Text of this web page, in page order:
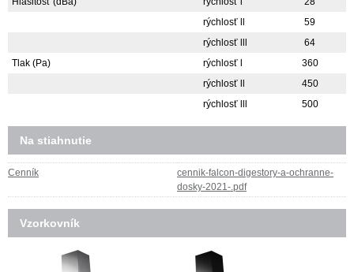
rýchlosť ll
59
rýchlosť lll
64
Tlak (Pa)
rýchlosť l
360
rýchlosť ll
450
rýchlosť lll
500
Na stiahnutie
Cenník
cennik-falcon-digestory-a-ochranne-
dosky-2021-.pdf
Vzorkovník